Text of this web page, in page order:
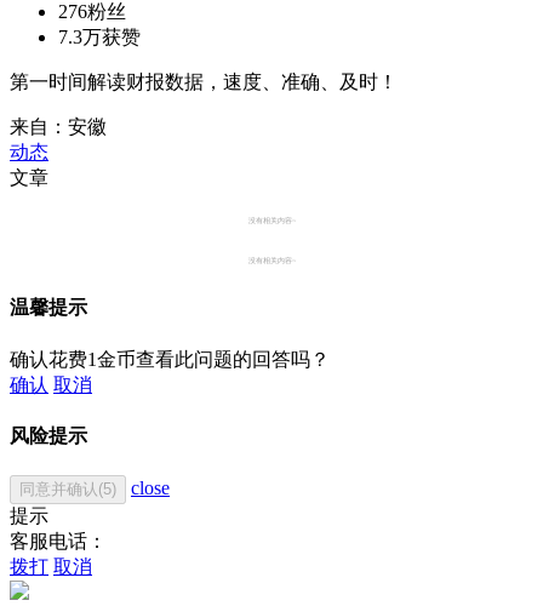
276粉丝
7.3万获赞
第一时间解读财报数据，速度、准确、及时！
来自：安徽
动态
文章
没有相关内容~
没有相关内容~
温馨提示
确认花费1金币查看此问题的回答吗？
确认 取消
风险提示
同意并确认(5)
close
提示
客服电话：
拨打 取消